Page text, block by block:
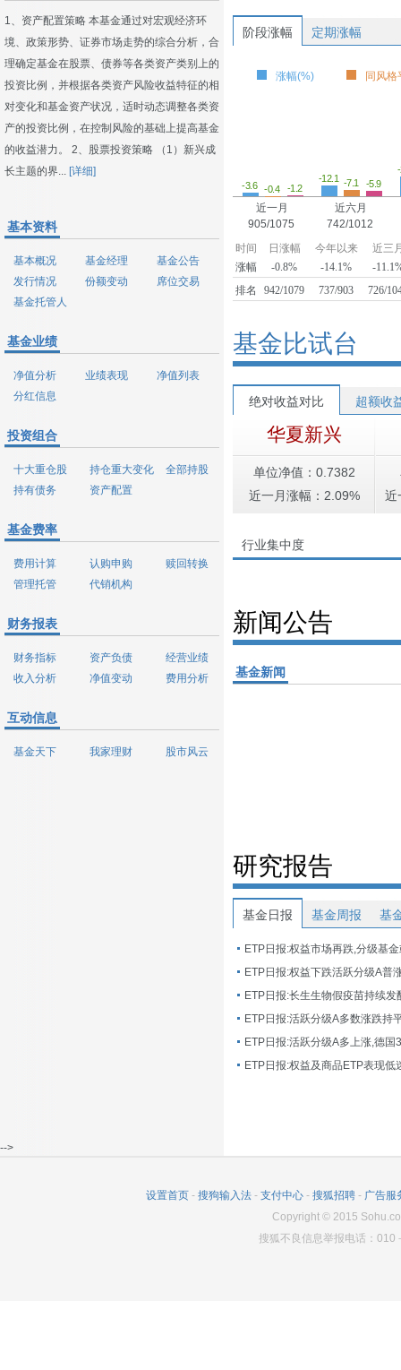
1、资产配置策略 本基金通过对宏观经济环
境、政策形势、证券市场走势的综合分析，合
理确定基金在股票、债券等各类资产类别上的
投资比例，并根据各类资产风险收益特征的相
对变化和基金资产状况，适时动态调整各类资
产的投资比例，在控制风险的基础上提高基金
的收益潜力。 2、股票投资策略 （1）新兴成
长主题的界... [详细]
基本资料
基本概况 基金经理
基金公告
发行情况
份额变动
席位交易
基金托管人
基金业绩
净值分析 业绩表现
净值列表
分红信息
投资组合
十大重仓股 持仓重大变化
全部持股
持有债务
资产配置
基金费率
费用计算 认购申购
赎回转换
管理托管
代销机构
财务报表
财务指标 资产负债
经营业绩
收入分析
净值变动 费用分析
互动信息
基金天下 我家理财 股市风云
阶段涨幅 定期涨幅
涨幅(%) 同风格
-3.6 -0.4 -1.2
近一月
905/1075
-12.1 -7.1 -5.9
近六月
742/1012
时间 日涨幅 今年以来
近三
涨幅
-0.8% -14.1%
-
排名
942/1079 737/903 726/
基金比试台
绝对收益对比 超额收
华夏新兴
单位净值：0.7382
近一月涨幅：2.09%
近
行业集中度
新闻公告
基金新闻
研究报告
基金日报 基金周报 基
ETP日报:权益市场再跌,分级基
ETP日报:长生生物假疫苗持续发
ETP日报:活跃分级A多数涨跌持
ETP日报:活跃分级A多上涨,德国
-->
设置首页 - 搜狗输入法 - 支付中心 - 搜狐招聘 - 广告服
Copyright© 2015
搜狐不良信息举报电话：010